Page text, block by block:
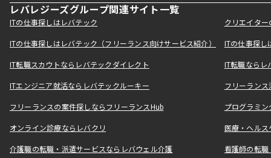
レバレジーズグループ関連サイト一覧
ITの仕事探しはレバテック クリエイタ
ITの仕事探しはレバテック（フリーランス向けサービス紹介） ITの仕事探
IT転職スカウトならレバテックダイレクト IT転職なら
ITエンジニア就活ならレバテックルーキー フリーラン
フリーランスの案件探しならフリーランスHub プログラミ
オンライン診療ならレバクリ 医療・ヘル
介護職の転職・派遣サービスならレバウェル介護 看護師の転